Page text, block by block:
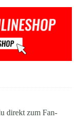
direkt zum Fan-